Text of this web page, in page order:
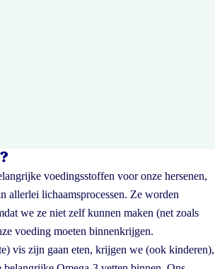
voedingsstoffen voor onze hersenen,
allerlei lichaamsprocessen. Ze worden
we ze niet zelf kunnen maken (net zoals
voeding moeten binnenkrijgen.
vis zijn gaan eten, krijgen we (ook kinderen),